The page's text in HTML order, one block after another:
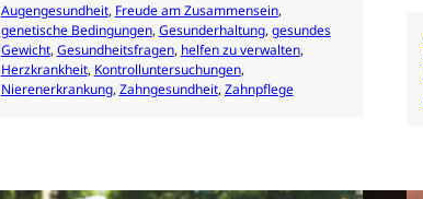
Augengesundheit, Freude am Zusammensein
genetische Bedingungen, Gesunderhaltung, gesundes
Gewicht, Gesundheitsfragen, helfen zu verwalten
Herzkrankheit, Kontrolluntersuchungen
Nierenerkrankung, Zahngesundheit, Zahnpflege